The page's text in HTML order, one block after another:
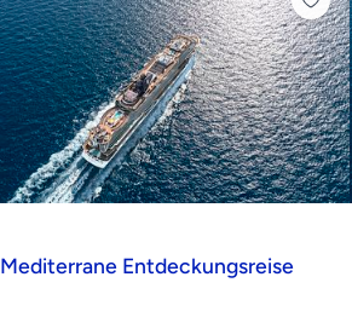
Mediterrane Entdeckungsreise